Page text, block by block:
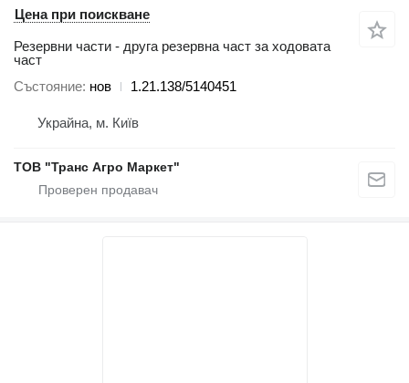
Цена при поискване
Резервни части - друга резервна част за ходовата
част
Състояние нов 1.21.138/5140451
Украйна, м. Київ
ТОВ "Транс Агро Маркет"